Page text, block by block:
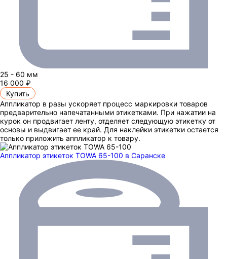
25 - 60 мм
16 000 ₽
Купить
Аппликатор в разы ускоряет процесс маркировки товаров
предварительно напечатанными этикетками. При нажатии на
курок он продвигает ленту, отделяет следующую этикетку от
основы и выдвигает ее край. Для наклейки этикетки остается
только приложить аппликатор к товару.
Аппликатор этикеток TOWA 65-100 в Саранске